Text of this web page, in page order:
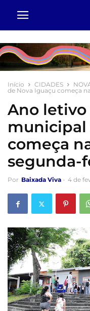
Início CIDADES
de Nova Iguaçu começa
Ano
municipal
começa
segunda-
Por Baixada Viva - 4 de